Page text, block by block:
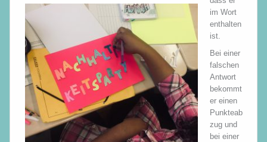
im Wort
enthalten
ist.
Bei einer
falschen
Antwort
bekommt
er einen
Punkteab
zug und
bei einer